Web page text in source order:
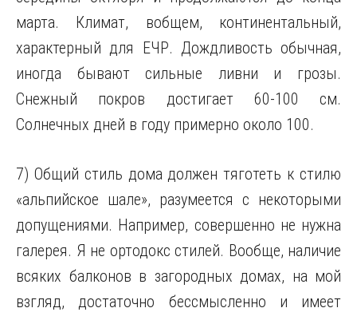
марта. Климат, вобщем, континентальный,
характерный для ЕЧР. Дождливость обычная,
иногда бывают сильные ливни и грозы.
Снежный покров достигает 60-100 см.
Солнечных дней в году примерно около 100.
7) Общий стиль дома должен тяготеть к стилю
«альпийское шале», разумеется с некоторыми
допущениями. Например, совершенно не нужна
галерея. Я не ортодокс стилей. Вообще, наличие
всяких балконов в загородных домах, на мой
взгляд, достаточно бессмысленно и имеет